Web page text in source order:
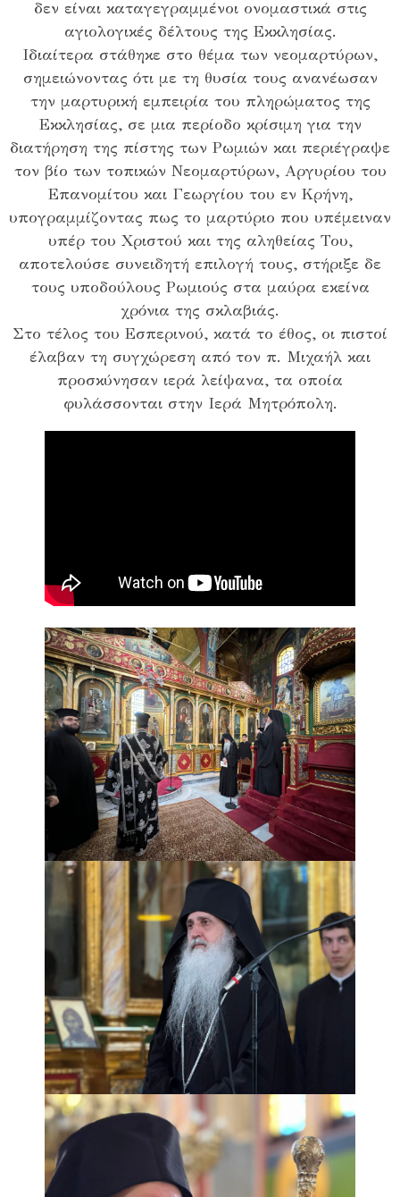
δεν είναι καταγεγραμμένοι ονομαστικά στις
αγιολογικές δέλτους της Εκκλησίας.
Ιδιαίτερα στάθηκε στο θέμα των νεομαρτύρων,
σημειώνοντας ότι με τη θυσία τους ανανέωσαν
την μαρτυρική εμπειρία του πληρώματος της
Εκκλησίας, σε μια περίοδο κρίσιμη για την
διατήρηση της πίστης των Ρωμιών και περιέγραψε
τον βίο των τοπικών Νεομαρτύρων, Αργυρίου του
Επανομίτου και Γεωργίου του εν Κρήνη,
υπογραμμίζοντας πως το μαρτύριο που υπέμειναν
υπέρ του Χριστού και της αληθείας Του,
αποτελούσε συνειδητή επιλογή τους, στήριξε δε
τους υποδούλους Ρωμιούς στα μαύρα εκείνα
χρόνια της σκλαβιάς.
Στο τέλος του Εσπερινού, κατά το έθος, οι πιστοί
έλαβαν τη συγχώρεση από τον π. Μιχαήλ και
προσκύνησαν ιερά λείψανα, τα οποία
φυλάσσονται στην Ιερά Μητρόπολη.